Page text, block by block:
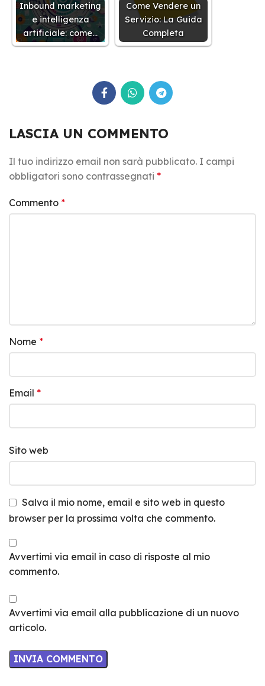
Inbound marketing
e intelligenza
artificiale: come…
Come Vendere un
Servizio: La Guida
Completa
LASCIA UN COMMENTO
Il tuo indirizzo email non sarà pubblicato. I campi
obbligatori sono contrassegnati *
Commento *
Nome *
Email *
Sito web
Salva il mio nome, email e sito web in questo
browser per la prossima volta che commento.
Avvertimi via email in caso di risposte al mio
commento.
Avvertimi via email alla pubblicazione di un nuovo
articolo.